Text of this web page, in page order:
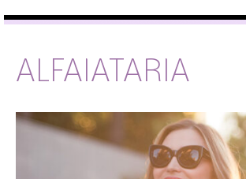
ALFAIATARIA